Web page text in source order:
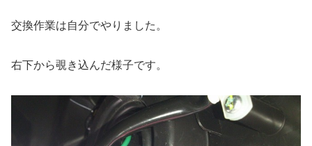
交換作業は自分でやりました。
右下から覗き込んだ様子です。